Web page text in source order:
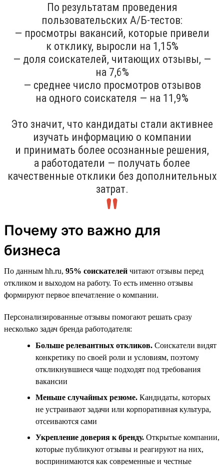
По результатам проведения
пользовательских A/Б-тестов:
— просмотры вакансий, которые привели
к отклику, выросли на 1,15%
— доля соискателей, читающих отзывы, —
на 7,6%
— среднее число просмотров отзывов
на одного соискателя — на 11,9%
Это значит, что кандидаты стали активнее
изучать информацию о компании
и принимать более осознанные решения,
а работодатели — получать более
качественные отклики без дополнительных
затрат.
Почему это важно для
бизнеса
По данным hh.ru, 95% соискателей читают отзывы перед
откликом и выходом на работу. То есть именно отзывы
формируют первое впечатление о компании.
Персонализированные отзывы помогают решать сразу
несколько задач бренда работодателя:
Больше релевантных откликов. Соискатели видят
конкретику по своей роли и условиям, поэтому
откликнувшиеся чаще подходят под требования
вакансии
Меньше случайных резюме. Кандидаты, которых
не устраивают задачи или корпоративная культура,
отсеиваются сами
Укрепление доверия к бренду. Открытые компании,
которые публикуют отзывы и реагируют на них,
воспринимаются как современные и честные